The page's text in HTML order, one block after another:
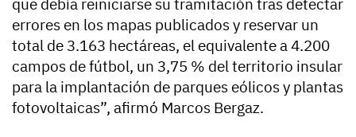
que debía reiniciarse su tramitación tras detectar
errores en los mapas publicados y reservar un
total de 3.163 hectáreas, el equivalente a 4.200
campos de fútbol, un 3,75 % del territorio insular
para la implantación de parques eólicos y plantas
fotovoltaicas”, afirmó Marcos Bergaz.